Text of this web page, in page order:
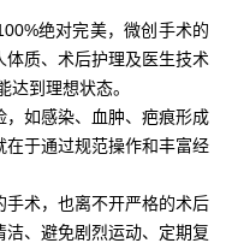
绝对完美，微创手术的
质、术后护理及医生技术
到理想状态。
，如感染、血肿、疤痕形成
在于通过规范操作和丰富经
手术，也离不开严格的术后
、避免剧烈运动、定期复